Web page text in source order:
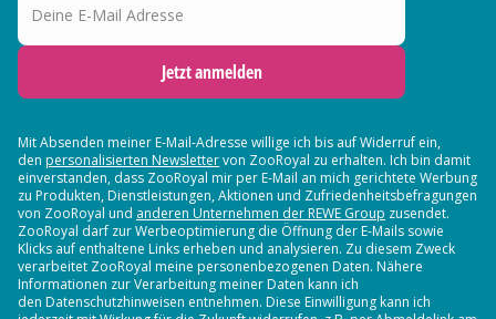
Jetzt anmelden
Mit Absenden meiner E-Mail-Adresse willige ich bis auf Widerruf ein,
den personalisierten Newslettervon ZooRoyal zu erhalten. Ich bin damit
einverstanden, dass ZooRoyal mir per E-Mail an mich gerichtete Werbung
zu Produkten, Dienstleistungen, Aktionen und Zufriedenheitsbefragungen
von ZooRoyal und anderen Unternehmen der REWE Group zusendet.
ZooRoyal darf zur Werbeoptimierung die Öffnung der E-Mails sowie
Klicks auf enthaltene Links erheben und analysieren. Zu diesem Zweck
verarbeitet ZooRoyal meine personenbezogenen Daten. Nähere
Informationen zur Verarbeitung meiner Daten kann ich
den Datenschutzhinweisen entnehmen. Diese Einwilligung kann ich